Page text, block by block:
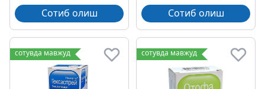
Сотиб олиш Сотиб олиш
сотувда мавжуд сотувда мавжуд